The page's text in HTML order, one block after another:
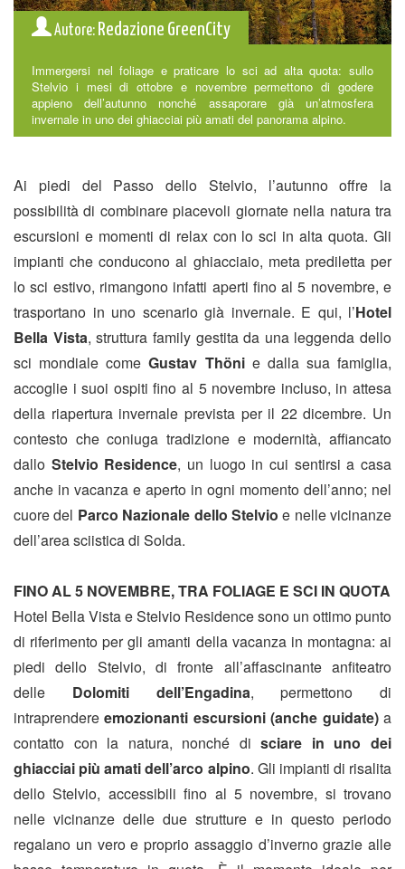
Autore: Redazione GreenCity
Immergersi nel foliage e praticare lo sci ad alta quota: sullo
Stelvio i mesi di ottobre e novembre permettono di godere
appieno dell’autunno nonché assaporare già un’atmosfera
invernale in uno dei ghiacciai più amati del panorama alpino.
Ai piedi del Passo dello Stelvio, l’autunno offre la
possibilità di combinare piacevoli giornate nella natura tra
escursioni e momenti di relax con lo sci in alta quota. Gli
impianti che conducono al ghiacciaio, meta prediletta per
lo sci estivo, rimangono infatti aperti fino al 5 novembre, e
trasportano in uno scenario già invernale. E qui, l’Hotel
Bella Vista, struttura family gestita da una leggenda dello
sci mondiale comeGustav Thönie dalla sua famiglia,
accoglie i suoi ospiti fino al 5 novembre incluso, in attesa
della riapertura invernale prevista per il 22 dicembre. Un
contesto che coniuga tradizione e modernità, affiancato
dallo Stelvio Residence, un luogo in cui sentirsi a casa
anche in vacanza e aperto in ogni momento dell’anno; nel
cuore del Parco Nazionale dello Stelvio e nelle vicinanze
dell’area sciistica di Solda.
FINO AL 5 NOVEMBRE, TRA FOLIAGE E SCI IN QUOTA
Hotel Bella Vista e Stelvio Residence sono un ottimo punto
di riferimento per gli amanti della vacanza in montagna: ai
piedi dello Stelvio, di fronte all’affascinante anfiteatro
delle Dolomiti dell’Engadina, permettono di
intraprendereemozionanti escursioni (anche guidate)a
contatto con la natura, nonché disciare in uno dei
ghiacciai più amati dell’arco alpino. Gli impianti di risalita
dello Stelvio, accessibili fino al 5 novembre, si trovano
nelle vicinanze delle due strutture e in questo periodo
regalano un vero e proprio assaggio d’inverno grazie alle